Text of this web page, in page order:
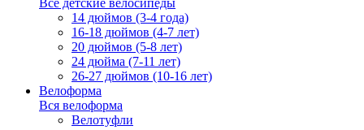
Все детские велосипеды
14 дюймов (3-4 года)
16-18 дюймов (4-7 лет)
20 дюймов (5-8 лет)
24 дюйма (7-11 лет)
26-27 дюймов (10-16 лет)
Велоформа
Вся велоформа
Велотуфли